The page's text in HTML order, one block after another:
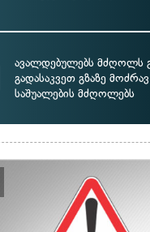
ავალდებულებს მძღოლს
გადასაკვეთ გზაზე
საშუალების მძღოლებს